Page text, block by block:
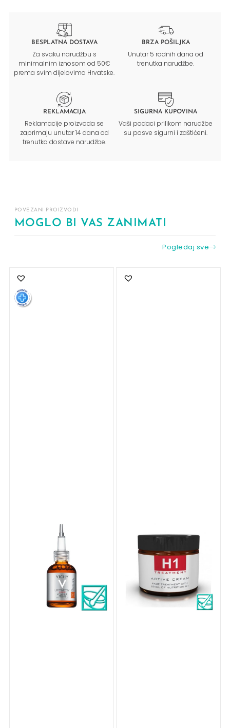
BESPLATNA DOSTAVA
Za svaku narudžbu s
minimalnim iznosom od 50€
prema svim dijelovima Hrvatske.
BRZA POŠILJKA
Unutar 5 radnih dana od
trenutka narudžbe.
REKLAMACIJA
Reklamacije proizvoda se
zaprimaju unutar 14 dana od
trenutka dostave narudžbe.
SIGURNA KUPOVINA
Vaši podaci prilikom narudžbe
su posve sigurni i zaštićeni.
POVEZANI PROIZVODI
MOGLO BI VAS ZANIMATI
Pogledaj sve